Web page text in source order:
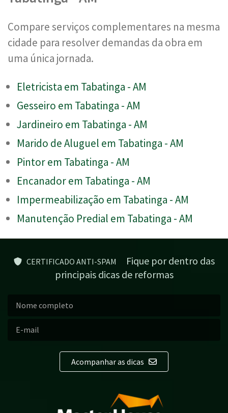
Compare serviços complementares na mesma
cidade para resolver demandas da obra em
uma única jornada.
Eletricista em Tabatinga - AM
Gesseiro em Tabatinga - AM
Jardineiro em Tabatinga - AM
Marido de Aluguel em Tabatinga - AM
Pintor em Tabatinga - AM
Encanador em Tabatinga - AM
Impermeabilização em Tabatinga - AM
Manutenção Predial em Tabatinga - AM
CERTIFICADO ANTI-SPAM
Fique por dentro das
principais dicas de reformas
Acompanhar as dicas